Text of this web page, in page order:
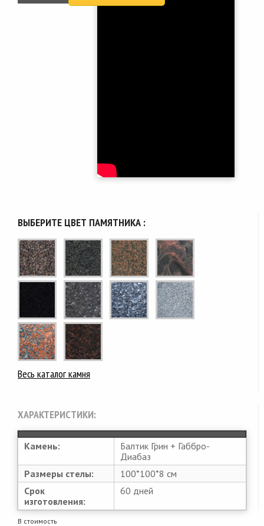
ВЫБЕРИТЕ ЦВЕТ ПАМЯТНИКА :
Весь каталог камня
ХАРАКТЕРИСТИКИ:
Камень:
Балтик Грин + Габбро-
Диабаз
Размеры стелы:
100*100*8 см
Срок
изготовления:
60 дней
В стоимость